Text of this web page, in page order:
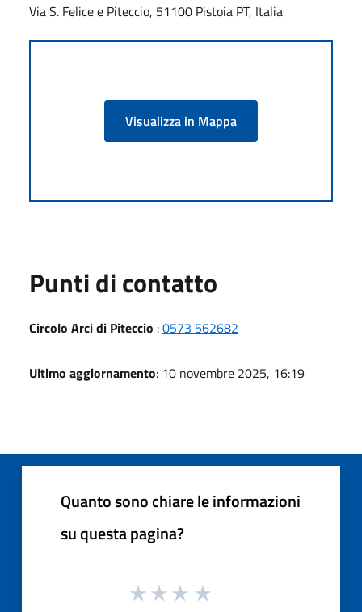
Via S. Felice e Piteccio, 51100 Pistoia PT, Italia
Visualizza in Mappa
Punti di contatto
Circolo Arci di Piteccio :0573 562682
Ultimo aggiornamento: 10 novembre 2025, 16:19
Quanto sono chiare le informazioni
su questa pagina?